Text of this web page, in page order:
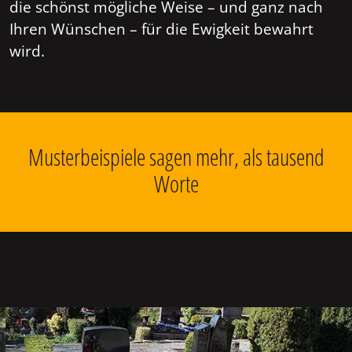
die schönst mögliche Weise – und ganz nach
Ihren Wünschen – für die Ewigkeit bewahrt
wird.
Musterbeispiele sagen mehr, als tausend
Worte